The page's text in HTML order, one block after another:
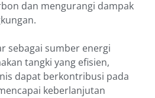
dan mengurangi dampak
sebagai sumber energi
tangki yang efisien,
dapat berkontribusi pada
keberlanjutan